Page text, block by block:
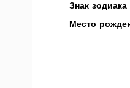
Знак зодиака
Место